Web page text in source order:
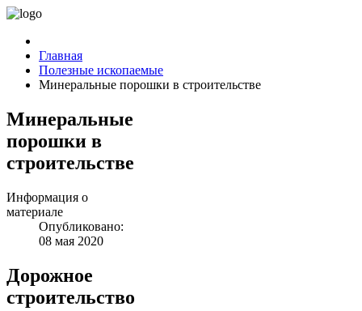
Главная
Полезные ископаемые
Минеральные порошки в строительстве
Минеральные
порошки в
строительстве
Информация о
материале
Опубликовано:
08 мая 2020
Дорожное
строительство